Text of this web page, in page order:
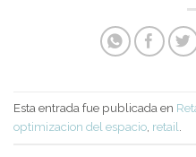
Esta entrada fue publicada en
optimizacion del espacio retail